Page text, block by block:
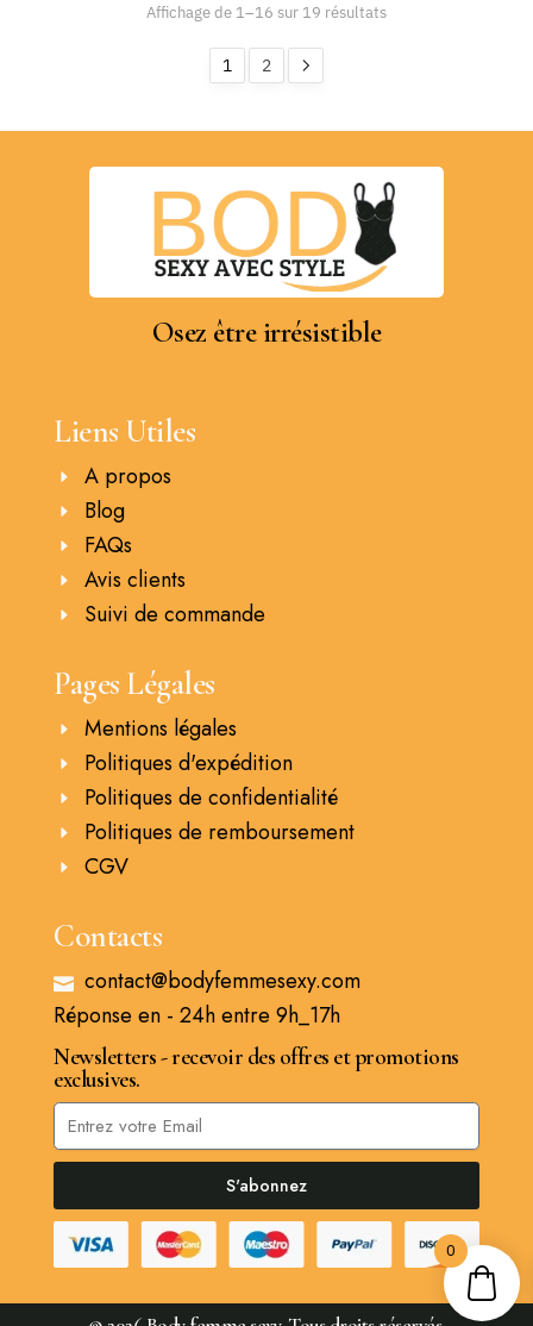
Affichage de 1–16 sur 19 résultats
1 2
Osez être irrésistible
Liens Utiles
A propos
Blog
FAQs
Avis clients
Suivi de commande
Pages Légales
Mentions légales
Politiques d'expédition
Politiques de confidentialité
Politiques de remboursement
CGV
Contacts
contact@bodyfemmesexy.com
Réponse en - 24h entre 9h_17h
Newsletters - recevoir des offres et promotions
exclusives.
S'abonnez
0